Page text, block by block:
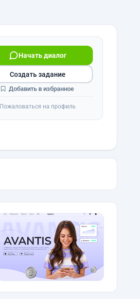
Начать диалог
Создать задание
Добавить в избранное
Пожаловаться на профиль